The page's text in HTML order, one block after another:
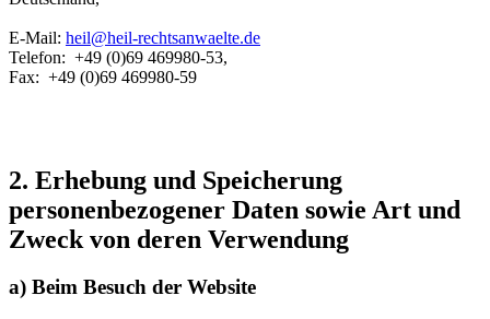
E-Mail: heil@heil-rechtsanwaelte.de
Telefon: +49 (0)69 469980-53,
Fax: +49 (0)69 469980-59
2. Erhebung und Speicherung
personenbezogener Daten sowie Art und
Zweck von deren Verwendung
a) Beim Besuch der Website